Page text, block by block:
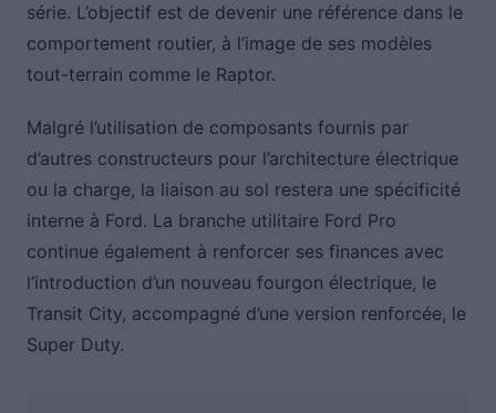
série. L’objectif est de devenir une référence dans le
comportement routier, à l’image de ses modèles
tout-terrain comme le Raptor.
Malgré l’utilisation de composants fournis par
d’autres constructeurs pour l’architecture électrique
ou la charge, la liaison au sol restera une spécificité
interne à Ford. La branche utilitaire Ford Pro
continue également à renforcer ses finances avec
l’introduction d’un nouveau fourgon électrique, le
Transit City, accompagné d’une version renforcée, le
Super Duty.